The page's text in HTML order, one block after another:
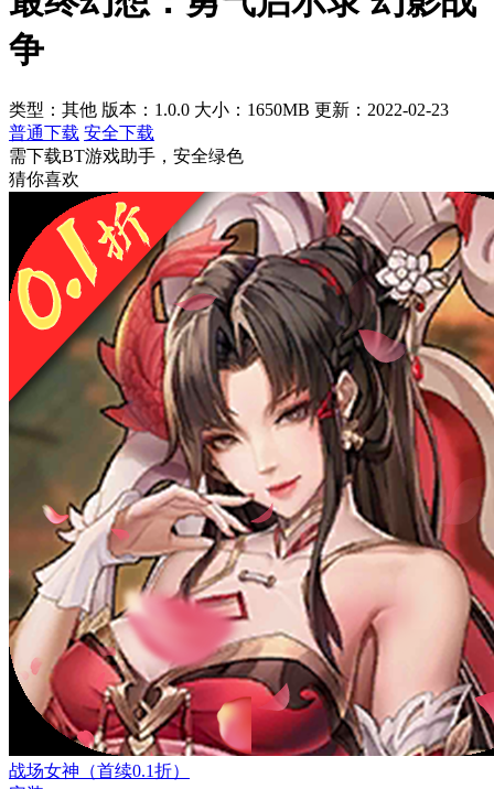
争
类型：其他 版本：1.0.0 大小：1650MB 更新：2022-02-23
普通下载 安全下载
需下载BT游戏助手，安全绿色
猜你喜欢
战场女神（首续0.1折）